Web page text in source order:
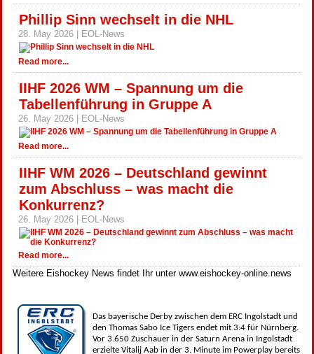
Phillip Sinn wechselt in die NHL
28. May 2026 | EOL-News
Read more...
IIHF 2026 WM – Spannung um die
Tabellenführung in Gruppe A
26. May 2026 | EOL-News
Read more...
IIHF WM 2026 – Deutschland gewinnt
zum Abschluss – was macht die
Konkurrenz?
26. May 2026 | EOL-News
Read more...
Weitere Eishockey News findet Ihr unter www.eishockey-online.news
Das bayerische Derby zwischen dem ERC Ingolstadt und
den Thomas Sabo Ice Tigers endet mit 3:4 für Nürnberg.
Vor 3.650 Zuschauer in der Saturn Arena in Ingolstadt
erzielte Vitalij Aab in der 3. Minute im Powerplay bereits